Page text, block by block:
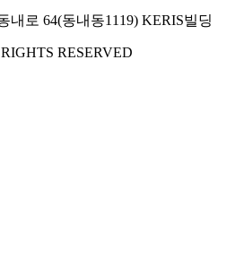
내로 64(동내동1119) KERIS빌딩
RESERVED